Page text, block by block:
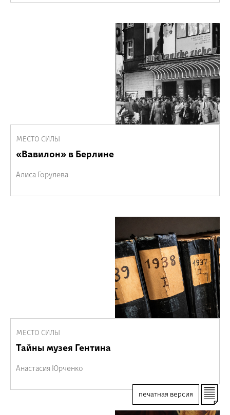
печатная версия
«Вавилон» в Берлине
МЕСТО СИЛЫ
Алиса Горулева
Тайны музея Гентина
МЕСТО СИЛЫ
Анастасия Юрченко